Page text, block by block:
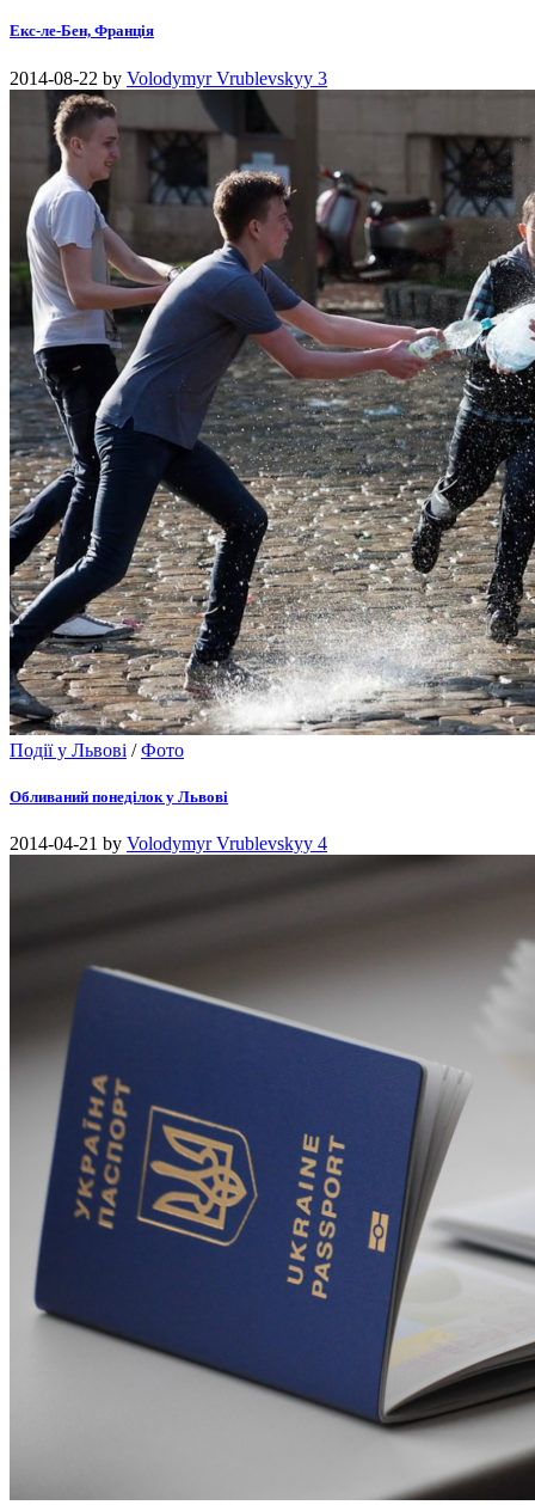
Екс-ле-Бен, Франція
2014-08-22 by Volodymyr Vrublevskyy 3
Події у Львові /Фото
Обливаний понеділок у Львові
2014-04-21 by Volodymyr Vrublevskyy 4